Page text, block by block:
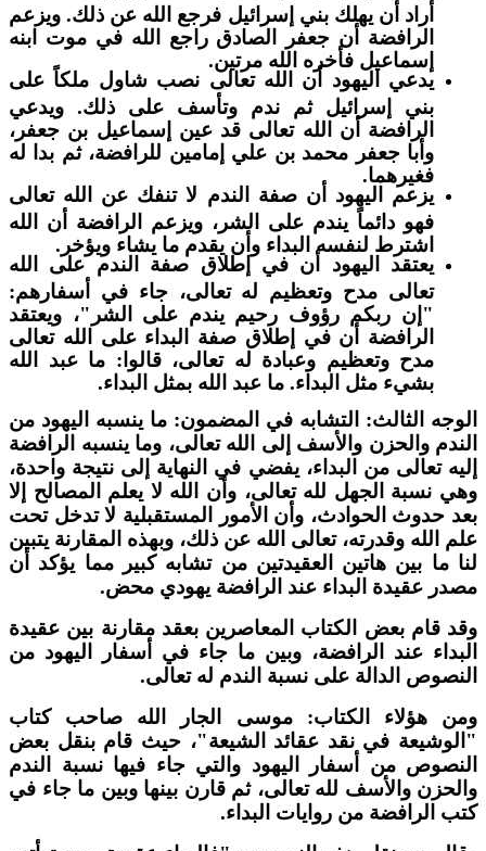
أراد أن يهلك بني إسرائيل فرجع الله عن ذلك. ويزعم
الرافضة أن جعفر الصادق راجع الله في موت ابنه
إسماعيل فأخره الله مرتين.
يدعي اليهود أن الله تعالى نصب شاول ملكاً على
بني إسرائيل ثم ندم وتأسف على ذلك. ويدعي
الرافضة أن الله تعالى قد عين إسماعيل بن جعفر،
وأبا جعفر محمد بن علي إمامين للرافضة، ثم بدا له
فغيرهما.
يزعم اليهود أن صفة الندم لا تنفك عن الله تعالى
فهو دائماً يندم على الشر، ويزعم الرافضة أن الله
اشترط لنفسه البداء وأن يقدم ما يشاء ويؤخر.
يعتقد اليهود أن في إطلاق صفة الندم على الله
تعالى مدح وتعظيم له تعالى، جاء في أسفارهم:
"إن ربكم رؤوف رحيم يندم على الشر"، ويعتقد
الرافضة أن في إطلاق صفة البداء على الله تعالى
مدح وتعظيم وعبادة له تعالى، قالوا: ما عبد الله
بشيء مثل البداء. ما عبد الله بمثل البداء.
الثالث: التشابه في المضمون: ما ينسبه اليهود من
والحزن والأسف إلى الله تعالى، وما ينسبه الرافضة
تعالى من البداء، يفضي في النهاية إلى نتيجة واحدة،
نسبة الجهل لله تعالى، وأن الله لا يعلم المصالح إلا
حدوث الحوادث، وأن الأمور المستقبلية لا تدخل تحت
الله وقدرته، تعالى الله عن ذلك، وبهذه المقارنة يتبين
ما بين هاتين العقيدتين من تشابه كبير مما يؤكد أن
عقيدة البداء عند الرافضة يهودي محض.
قام بعض الكتاب المعاصرين بعقد مقارنة بين عقيدة
عند الرافضة، وبين ما جاء في أسفار اليهود من
الدالة على نسبة الندم له تعالى.
هؤلاء الكتاب: موسى الجار الله صاحب كتاب
في نقد عقائد الشيعة"، حيث قام بنقل بعض
من أسفار اليهود والتي جاء فيها نسبة الندم
والأسف لله تعالى، ثم قارن بينها وبين ما جاء في
الرافضة من روايات البداء.